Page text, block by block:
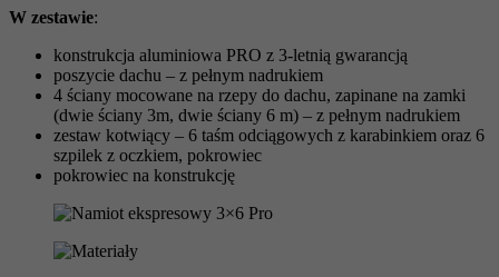
W zestawie:
konstrukcja aluminiowa PRO z 3-letnią gwarancją
poszycie dachu – z pełnym nadrukiem
4 ściany mocowane na rzepy do dachu, zapinane na zamki
(dwie ściany 3m, dwie ściany 6 m) – z pełnym nadrukiem
zestaw kotwiący – 6 taśm odciągowych z karabinkiem oraz 6
szpilek z oczkiem, pokrowiec
pokrowiec na konstrukcję